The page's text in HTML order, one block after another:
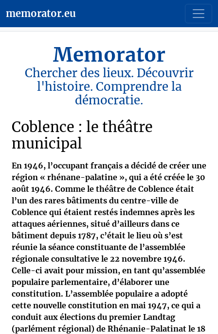
memorator.eu
Memorator
Chercher des lieux. Découvrir
l'histoire. Comprendre la
démocratie.
Coblence : le théâtre
municipal
En 1946, l’occupant français a décidé de créer une
région « rhénane-palatine », qui a été créée le 30
août 1946. Comme le théâtre de Coblence était
l’un des rares bâtiments du centre-ville de
Coblence qui étaient restés indemnes après les
attaques aériennes, situé d’ailleurs dans ce
bâtiment depuis 1787, c’était le lieu où s’est
réunie la séance constituante de l’assemblée
régionale consultative le 22 novembre 1946.
Celle-ci avait pour mission, en tant qu’assemblée
populaire parlementaire, d’élaborer une
constitution. L’assemblée populaire a adopté
cette nouvelle constitution en mai 1947, ce qui a
conduit aux élections du premier Landtag
(parlément régional) de Rhénanie-Palatinat le 18